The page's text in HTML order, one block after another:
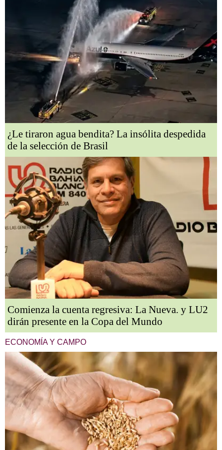
¿Le tiraron agua bendita? La insólita despedida
de la selección de Brasil
Comienza la cuenta regresiva: La Nueva. y LU2
dirán presente en la Copa del Mundo
ECONOMÍA Y CAMPO